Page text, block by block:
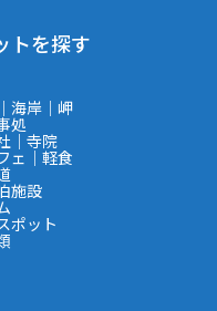
トを探す
海岸｜岬
処
｜寺院
ェ｜軽食
施設
ポット